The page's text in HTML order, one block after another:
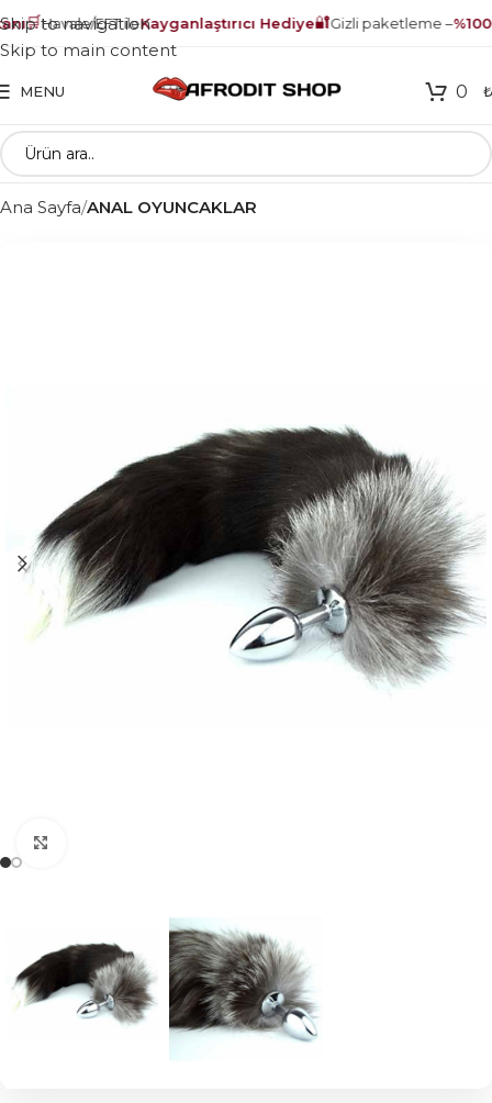
🛒Havale/EFT ileKayganlaştırıcı Hediye🔐Gizli paketleme –%100
Skip to navigation
Skip to main content
MENU 0 ₺
Ana Sayfa ANAL OYUNCAKLAR